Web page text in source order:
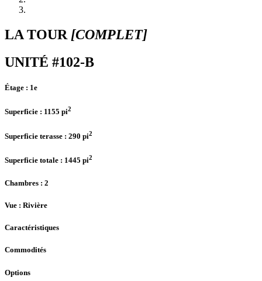
LA TOUR [COMPLET]
UNITÉ #102-B
Étage : 1e
Superficie : 1155 pi2
Superficie terasse : 290 pi2
Superficie totale : 1445 pi2
Chambres : 2
Vue : Rivière
Caractéristiques
Commodités
Options